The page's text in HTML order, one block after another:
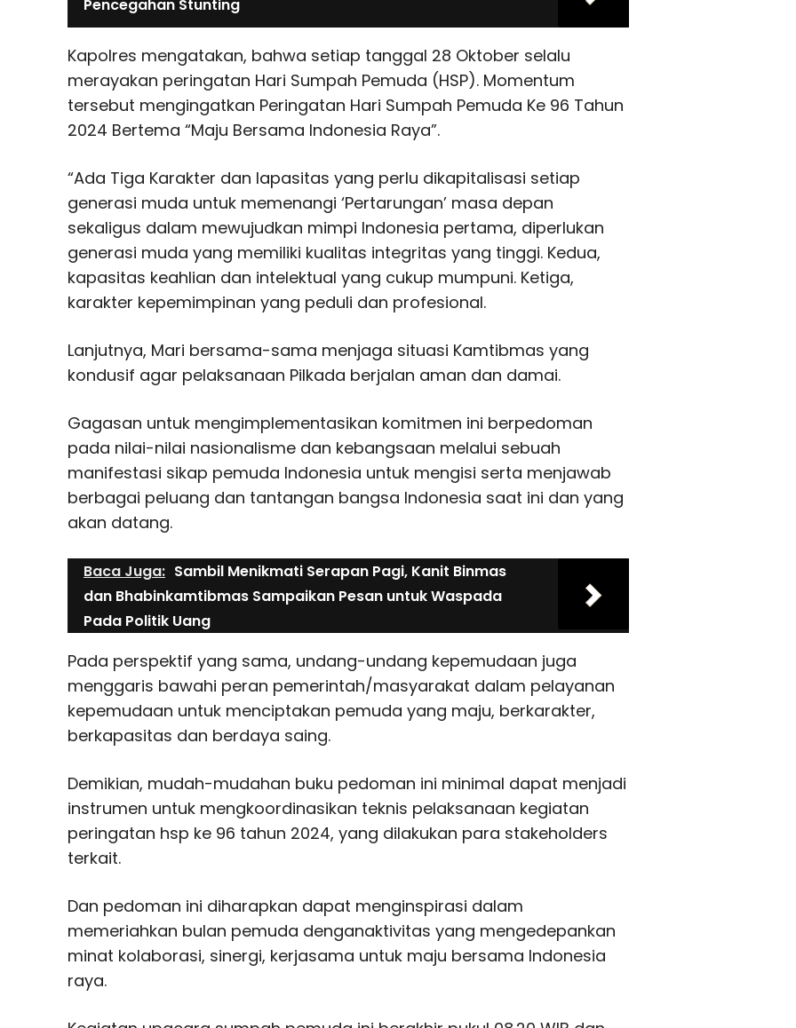
Pencegahan Stunting
Kapolres mengatakan, bahwa setiap tanggal 28 Oktober selalu
merayakan peringatan Hari Sumpah Pemuda (HSP). Momentum
tersebut mengingatkan Peringatan Hari Sumpah Pemuda Ke 96 Tahun
2024 Bertema “Maju Bersama Indonesia Raya”.
“Ada Tiga Karakter dan lapasitas yang perlu dikapitalisasi setiap
generasi muda untuk memenangi ‘Pertarungan’ masa depan
sekaligus dalam mewujudkan mimpi Indonesia pertama, diperlukan
generasi muda yang memiliki kualitas integritas yang tinggi. Kedua,
kapasitas keahlian dan intelektual yang cukup mumpuni. Ketiga,
karakter kepemimpinan yang peduli dan profesional.
Lanjutnya, Mari bersama-sama menjaga situasi Kamtibmas yang
kondusif agar pelaksanaan Pilkada berjalan aman dan damai.
Gagasan untuk mengimplementasikan komitmen ini berpedoman
pada nilai-nilai nasionalisme dan kebangsaan melalui sebuah
manifestasi sikap pemuda Indonesia untuk mengisi serta menjawab
berbagai peluang dan tantangan bangsa Indonesia saat ini dan yang
akan datang.
Baca Juga: Sambil Menikmati Serapan Pagi, Kanit Binmas
dan Bhabinkamtibmas Sampaikan Pesan untuk Waspada
Pada Politik Uang
Pada perspektif yang sama, undang-undang kepemudaan juga
menggaris bawahi peran pemerintah/masyarakat dalam pelayanan
kepemudaan untuk menciptakan pemuda yang maju, berkarakter,
berkapasitas dan berdaya saing.
Demikian, mudah-mudahan buku pedoman ini minimal dapat menjadi
instrumen untuk mengkoordinasikan teknis pelaksanaan kegiatan
peringatan hsp ke 96 tahun 2024, yang dilakukan para stakeholders
terkait.
Dan pedoman ini diharapkan dapat menginspirasi dalam
memeriahkan bulan pemuda denganaktivitas yang mengedepankan
minat kolaborasi, sinergi, kerjasama untuk maju bersama Indonesia
raya.